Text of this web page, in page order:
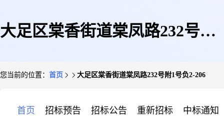
大足区棠香街道棠凤路232号附1
您当前的位置： 首页 大足区棠香街道棠凤路232号附1号负2-206
首页 招标预告 招标公告 重新招标 中标通知